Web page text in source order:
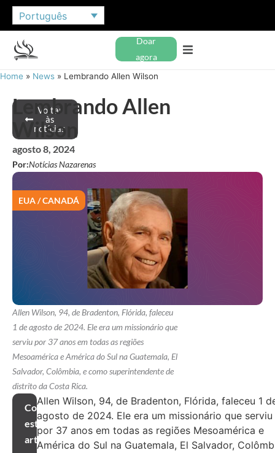
Português
Doar
agora
Home » News » Lembrando Allen Wilson
Voltar
às
notícias
Lembrando Allen
Wilson
agosto 8, 2024
Por:Notícias Nazarenas
EUA / CANADÁ
Allen Wilson, 94, de Bradenton, Flórida, faleceu
1 de agosto de 2024. Ele era um missionário que
serviu por 37 anos em todas as regiões
Mesoamérica e América do Sul na Guatemala, El
Salvador, Colômbia, e como superintendente de
distrito da Costa Rica.
Compartilhar
este
artigo
Allen Wilson, 94, de Bradenton, Flórida, faleceu 1
agosto de 2024. Ele era um missionário que serviu
por 37 anos em todas as regiões Mesoamérica e
América do Sul na Guatemala, El Salvador,